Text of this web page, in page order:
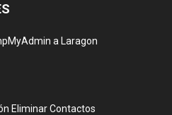
a Laragon
Eliminar Contactos